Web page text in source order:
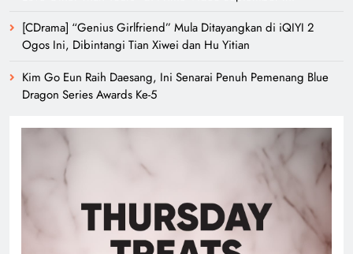
[CDrama] “Genius Girlfriend” Mula Ditayangkan di iQIYI 2
Ogos Ini, Dibintangi Tian Xiwei dan Hu Yitian
Kim Go Eun Raih Daesang, Ini Senarai Penuh Pemenang Blue
Dragon Series Awards Ke-5